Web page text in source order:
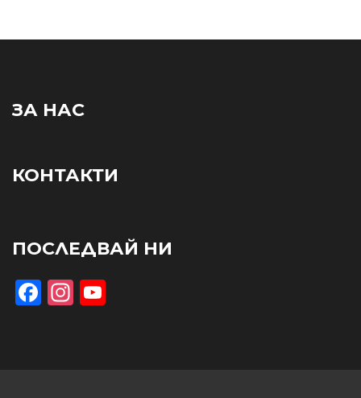
ЗА НАС
КОНТАКТИ
ПОСЛЕДВАЙ НИ
Facebook
Instagram